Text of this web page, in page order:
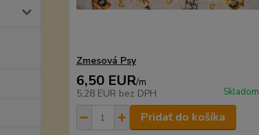
Zmesová Psy
6,50 EUR/m
5,28 EUR bez DPH Skladom
Pridať do košíka